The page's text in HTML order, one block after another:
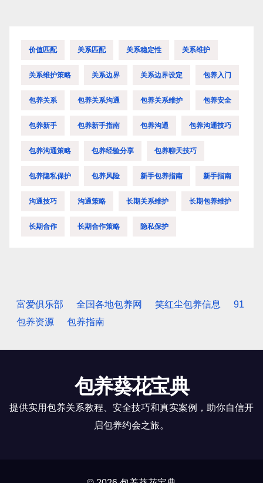
价值匹配 关系匹配 关系稳定性 关系维护
关系维护策略 关系边界 关系边界设定 包养入门
包养关系 包养关系沟通 包养关系维护 包养安全
包养新手 包养新手指南 包养沟通 包养沟通技巧
包养沟通策略 包养经验分享 包养聊天技巧
包养隐私保护 包养风险 新手包养指南 新手指南
沟通技巧 沟通策略 长期关系维护 长期包养维护
长期合作 长期合作策略 隐私保护
富爱俱乐部 全国各地包养网 笑红尘包养信息
91
包养资源
包养指南
包养葵花宝典
提供实用包养关系教程、安全技巧和真实案例，助你自信开
启包养约会之旅。